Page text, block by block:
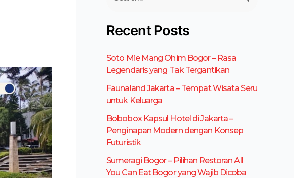
r
u
n
u
Recent Posts
Soto Mie Mang Ohim Bogor – Rasa
Legendaris yang Tak Tergantikan
Faunaland Jakarta – Tempat Wisata Seru
untuk Keluarga
Bobobox Kapsul Hotel di Jakarta –
Penginapan Modern dengan Konsep
Futuristik
Sumeragi Bogor – Pilihan Restoran All
You Can Eat Bogor yang Wajib Dicoba